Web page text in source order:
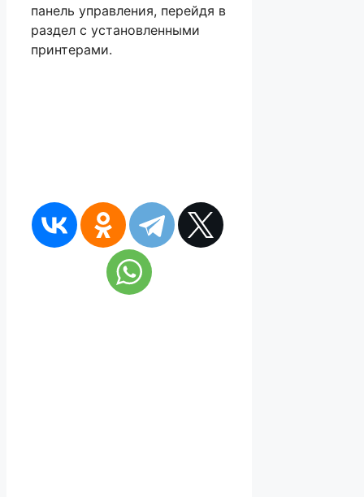
панель управления, перейдя в
раздел с установленными
принтерами.